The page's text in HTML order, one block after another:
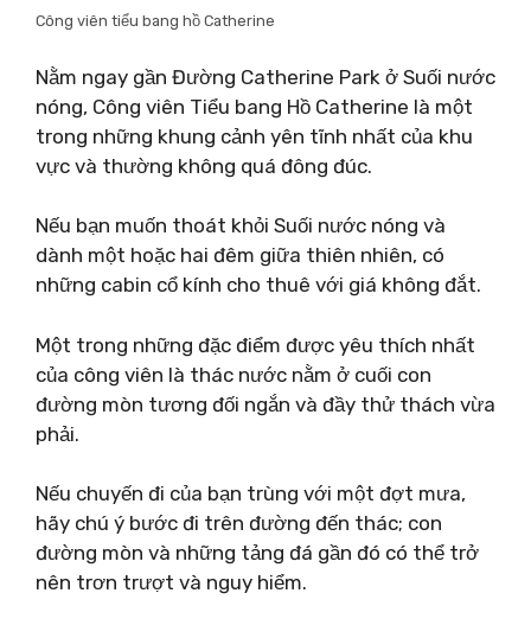
Công viên tiểu bang hồ Catherine
Nằm ngay gần Đường Catherine Park ở Suối nước
nóng, Công viên Tiểu bang Hồ Catherine là một
trong những khung cảnh yên tĩnh nhất của khu
vực và thường không quá đông đúc.
Nếu bạn muốn thoát khỏi Suối nước nóng và
dành một hoặc hai đêm giữa thiên nhiên, có
những cabin cổ kính cho thuê với giá không đắt.
Một trong những đặc điểm được yêu thích nhất
của công viên là thác nước nằm ở cuối con
đường mòn tương đối ngắn và đầy thử thách vừa
phải.
Nếu chuyến đi của bạn trùng với một đợt mưa,
hãy chú ý bước đi trên đường đến thác; con
đường mòn và những tảng đá gần đó có thể trở
nên trơn trượt và nguy hiểm.